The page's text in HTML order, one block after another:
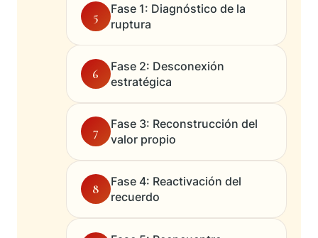
5
Fase 1: Diagnóstico de la
ruptura
6
Fase 2: Desconexión
estratégica
7
Fase 3: Reconstrucción del
valor propio
8
Fase 4: Reactivación del
recuerdo